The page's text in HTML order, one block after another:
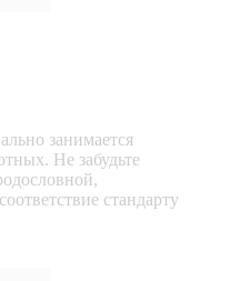
занимается
Не забудьте
стандарту